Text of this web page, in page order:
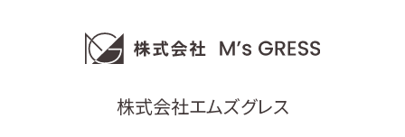
株式会社エムズグレス